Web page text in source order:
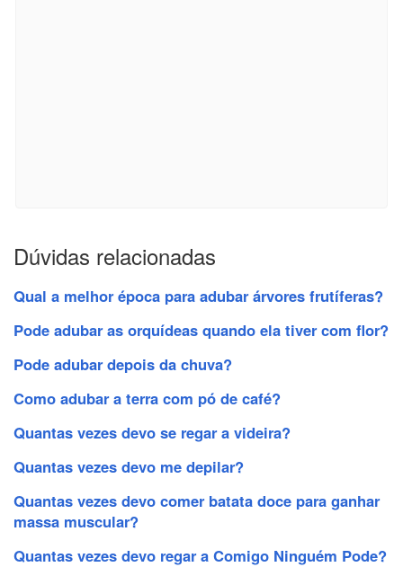
Dúvidas relacionadas
Qual a melhor época para adubar árvores frutíferas?
Pode adubar as orquídeas quando ela tiver com flor?
Pode adubar depois da chuva?
Como adubar a terra com pó de café?
Quantas vezes devo se regar a videira?
Quantas vezes devo me depilar?
Quantas vezes devo comer batata doce para ganhar
massa muscular?
Quantas vezes devo regar a Comigo Ninguém Pode?